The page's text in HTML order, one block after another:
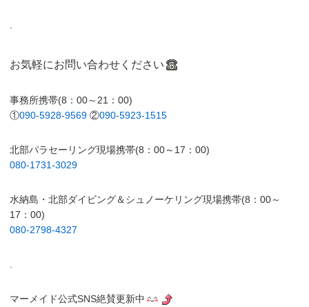
お気軽にお問い合わせください
事務所携帯(8：00～21：00)
①090-5928-9569 ②090-5923-1515
北部パラセーリング現場携帯(8：00～17：00)
080-1731-3029
水納島・北部ダイビング＆シュノーケリング現場携帯(8：00～
17：00)
080-2798-4327
マーメイド公式SNS絶賛更新中